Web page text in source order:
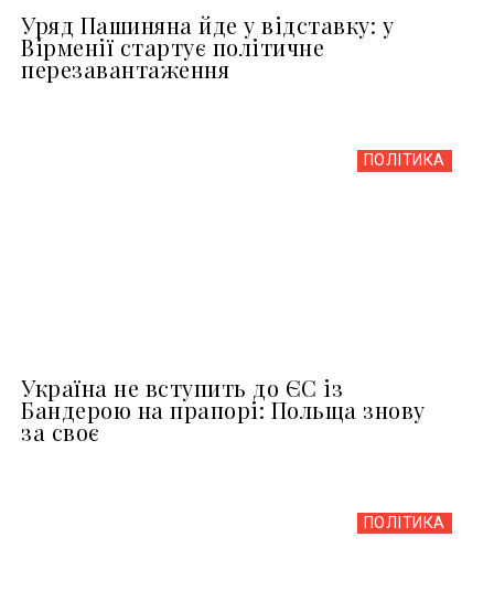
Уряд Пашиняна йде у відставку: у
Вірменії стартує політичне
перезавантаження
ПОЛІТИКА
Україна не вступить до ЄС із
Бандерою на прапорі: Польща знову
за своє
ПОЛІТИКА